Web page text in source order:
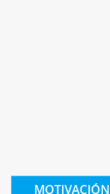
MOTIVACIÓN